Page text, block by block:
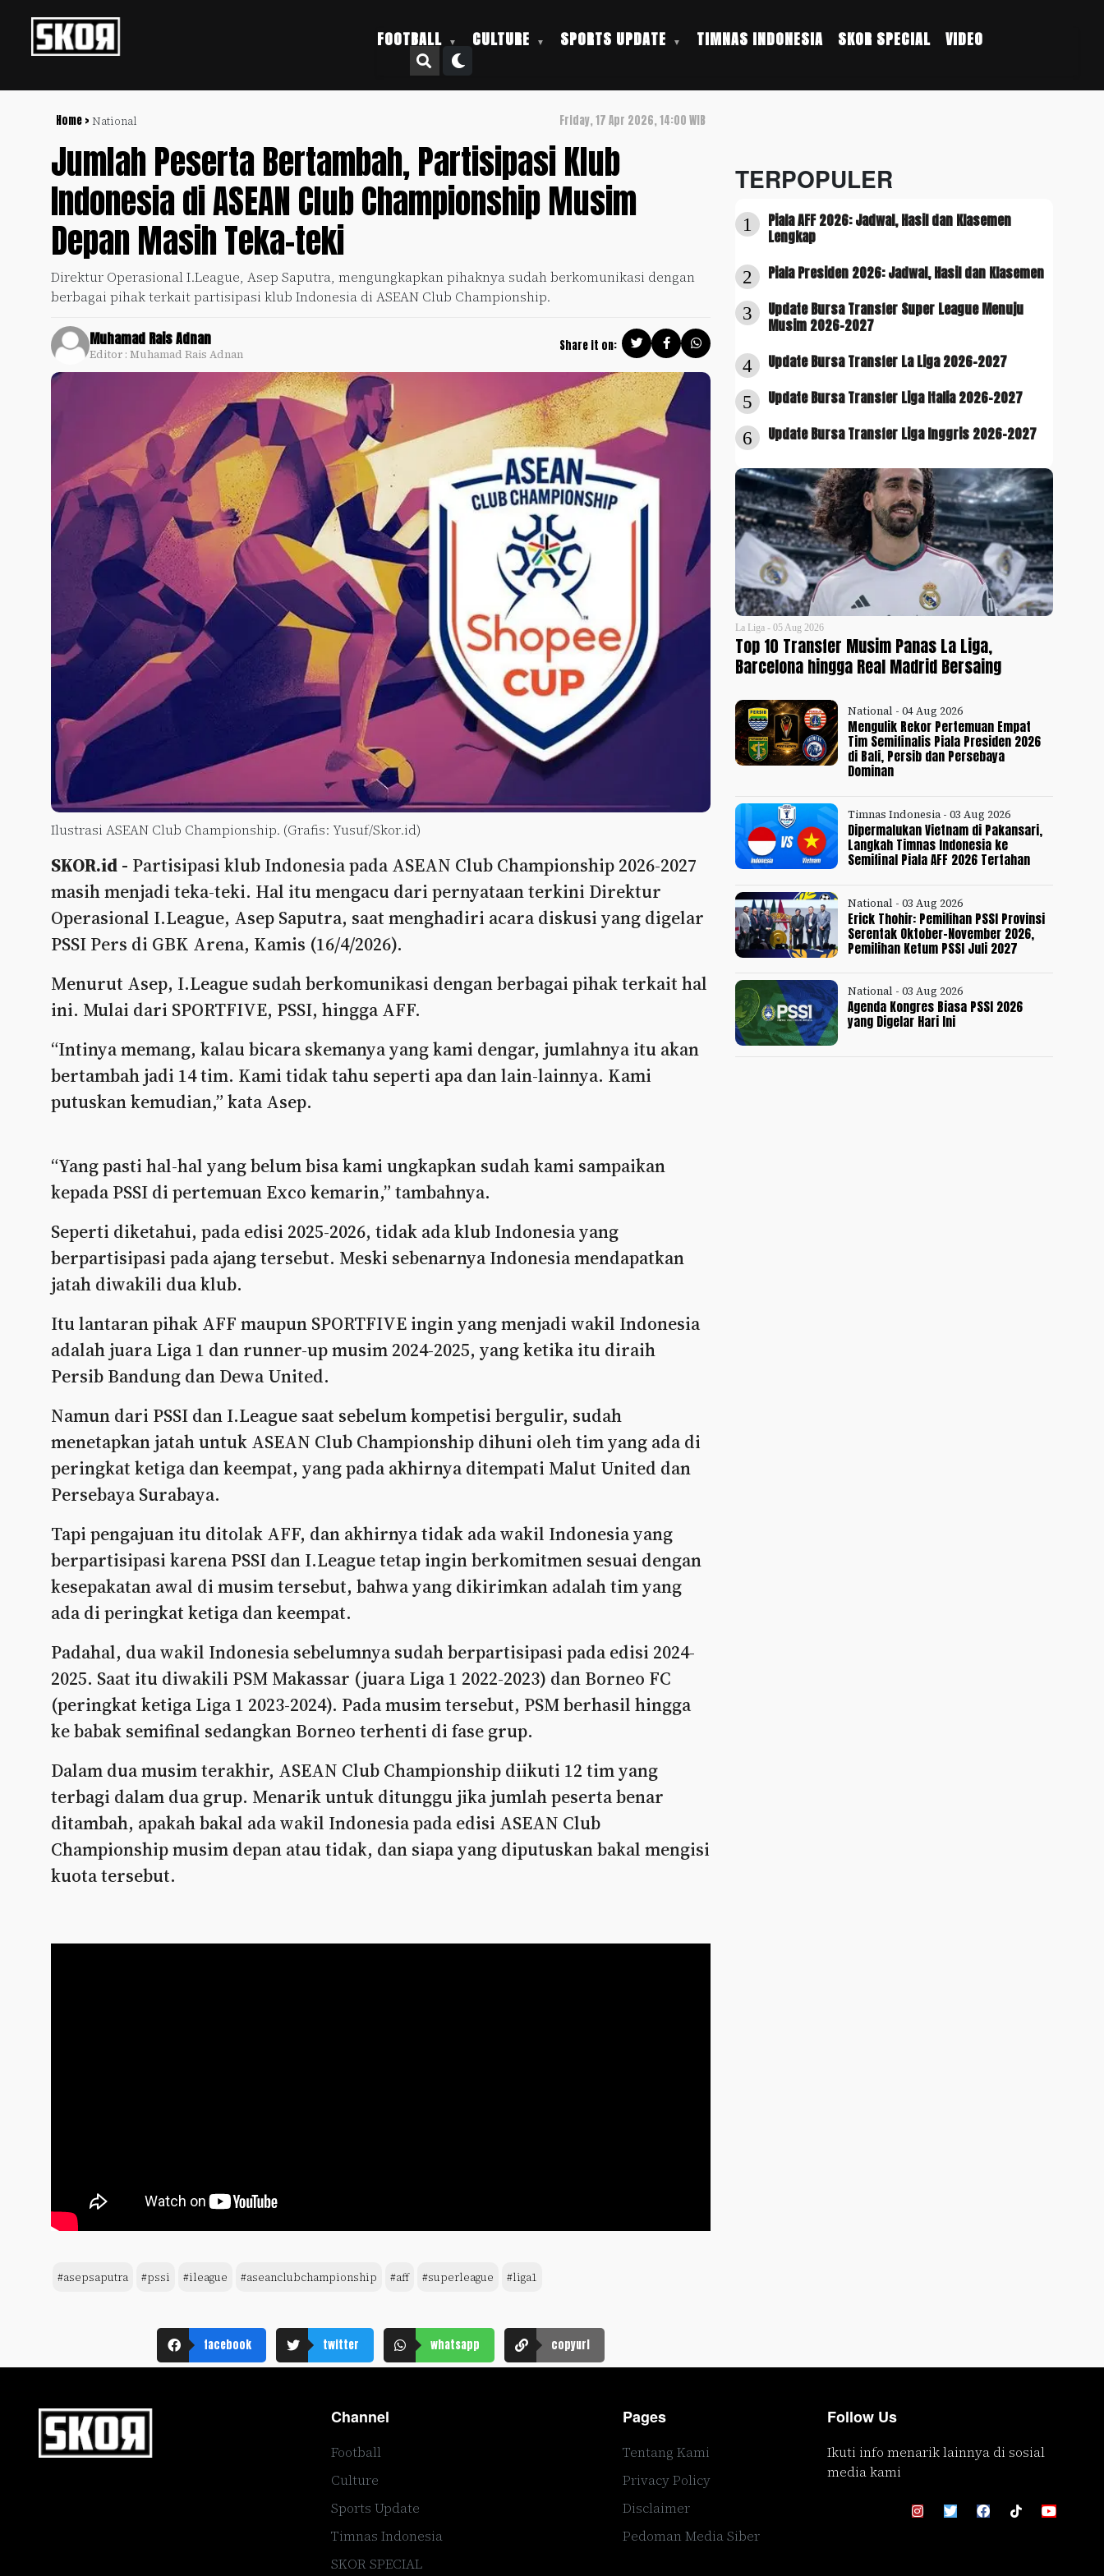
FOOTBALL CULTURE SPORTS UPDATE TIMNAS INDONESIA SKOR SPECIAL VIDEO
Home > National Friday, 17 Apr 2026, 14:00 WIB
Jumlah Peserta Bertambah, Partisipasi Klub
Indonesia di ASEAN Club Championship Musim
Depan Masih Teka-teki
Direktur Operasional I.League, Asep Saputra, mengungkapkan pihaknya sudah berkomunikasi dengan
berbagai pihak terkait partisipasi klub Indonesia di ASEAN Club Championship.
Muhamad Rais Adnan
Editor : Muhamad Rais Adnan
Share it on:
Ilustrasi ASEAN Club Championship. (Grafis: Yusuf/Skor.id)
SKOR.id - Partisipasi klub Indonesia pada ASEAN Club Championship 2026-2027
masih menjadi teka-teki. Hal itu mengacu dari pernyataan terkini Direktur
Operasional I.League, Asep Saputra, saat menghadiri acara diskusi yang digelar
PSSI Pers di GBK Arena, Kamis (16/4/2026).
Menurut Asep, I.League sudah berkomunikasi dengan berbagai pihak terkait hal
ini. Mulai dari SPORTFIVE, PSSI, hingga AFF.
“Intinya memang, kalau bicara skemanya yang kami dengar, jumlahnya itu akan
bertambah jadi 14 tim. Kami tidak tahu seperti apa dan lain-lainnya. Kami
putuskan kemudian,” kata Asep.
“Yang pasti hal-hal yang belum bisa kami ungkapkan sudah kami sampaikan
kepada PSSI di pertemuan Exco kemarin,” tambahnya.
Seperti diketahui, pada edisi 2025-2026, tidak ada klub Indonesia yang
berpartisipasi pada ajang tersebut. Meski sebenarnya Indonesia mendapatkan
jatah diwakili dua klub.
Itu lantaran pihak AFF maupun SPORTFIVE ingin yang menjadi wakil Indonesia
adalah juara Liga 1 dan runner-up musim 2024-2025, yang ketika itu diraih
Persib Bandung dan Dewa United.
Namun dari PSSI dan I.League saat sebelum kompetisi bergulir, sudah
menetapkan jatah untuk ASEAN Club Championship dihuni oleh tim yang ada di
peringkat ketiga dan keempat, yang pada akhirnya ditempati Malut United dan
Persebaya Surabaya.
Tapi pengajuan itu ditolak AFF, dan akhirnya tidak ada wakil Indonesia yang
berpartisipasi karena PSSI dan I.League tetap ingin berkomitmen sesuai dengan
kesepakatan awal di musim tersebut, bahwa yang dikirimkan adalah tim yang
ada di peringkat ketiga dan keempat.
Padahal, dua wakil Indonesia sebelumnya sudah berpartisipasi pada edisi 2024-
2025. Saat itu diwakili PSM Makassar (juara Liga 1 2022-2023) dan Borneo FC
(peringkat ketiga Liga 1 2023-2024). Pada musim tersebut, PSM berhasil hingga
ke babak semifinal sedangkan Borneo terhenti di fase grup.
Dalam dua musim terakhir, ASEAN Club Championship diikuti 12 tim yang
terbagi dalam dua grup. Menarik untuk ditunggu jika jumlah peserta benar
ditambah, apakah bakal ada wakil Indonesia pada edisi ASEAN Club
Championship musim depan atau tidak, dan siapa yang diputuskan bakal mengisi
kuota tersebut.
#asepsaputra #pssi #ileague #aseanclubchampionship #aff #superleague #liga1
facebook twitter whatsapp copyurl
TERPOPULER
1
Piala AFF 2026: Jadwal, Hasil dan Klasemen
Lengkap
2 Piala Presiden 2026: Jadwal, Hasil dan Klasemen
3
Update Bursa Transfer Super League Menuju
Musim 2026-2027
4 Update Bursa Transfer La Liga 2026-2027
5 Update Bursa Transfer Liga Italia 2026-2027
6 Update Bursa Transfer Liga Inggris 2026-2027
La Liga - 05 Aug 2026
Top 10 Transfer Musim Panas La Liga,
Barcelona hingga Real Madrid Bersaing
National - 04 Aug 2026
Mengulik Rekor Pertemuan Empat
Tim Semifinalis Piala Presiden 2026
di Bali, Persib dan Persebaya
Dominan
Timnas Indonesia - 03 Aug 2026
Dipermalukan Vietnam di Pakansari,
Langkah Timnas Indonesia ke
Semifinal Piala AFF 2026 Tertahan
National - 03 Aug 2026
Erick Thohir: Pemilihan PSSI Provinsi
Serentak Oktober-November 2026,
Pemilihan Ketum PSSI Juli 2027
National - 03 Aug 2026
Agenda Kongres Biasa PSSI 2026
yang Digelar Hari Ini
Football +
Culture +
Update
+
Timnas
Indonesia
SPECIAL
Video
Policy
Pedoman
Pemberitaan
Media
Disclaimer
Tentang
Kami
Channel
Football
Culture
Sports Update
Timnas Indonesia
SKOR SPECIAL
Pages
Tentang Kami
Privacy Policy
Disclaimer
Pedoman Media Siber
Follow Us
Ikuti info menarik lainnya di sosial
media kami